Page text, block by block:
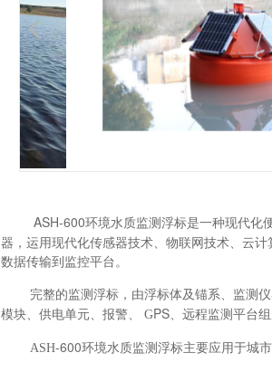
ASH-600环境水质监测浮标是一种现代化
器，运用现代化传感器技术、物联网技术、云
数据传输到监控平台。
完整的监测浮标，由浮标体及锚系、监测
模块、供电单元、报警、
GPS、远程监测平台
ASH-600环境水质监测浮标主要应用于城